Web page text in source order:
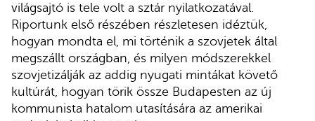
világsajtó is tele volt a sztár nyilatkozatával.
Riportunk első részében részletesen idéztük,
hogyan mondta el, mi történik a szovjetek által
megszállt országban, és milyen módszerekkel
szovjetizálják az addig nyugati mintákat követő
kultúrát, hogyan törik össze Budapesten az új
kommunista hatalom utasítására az amerikai